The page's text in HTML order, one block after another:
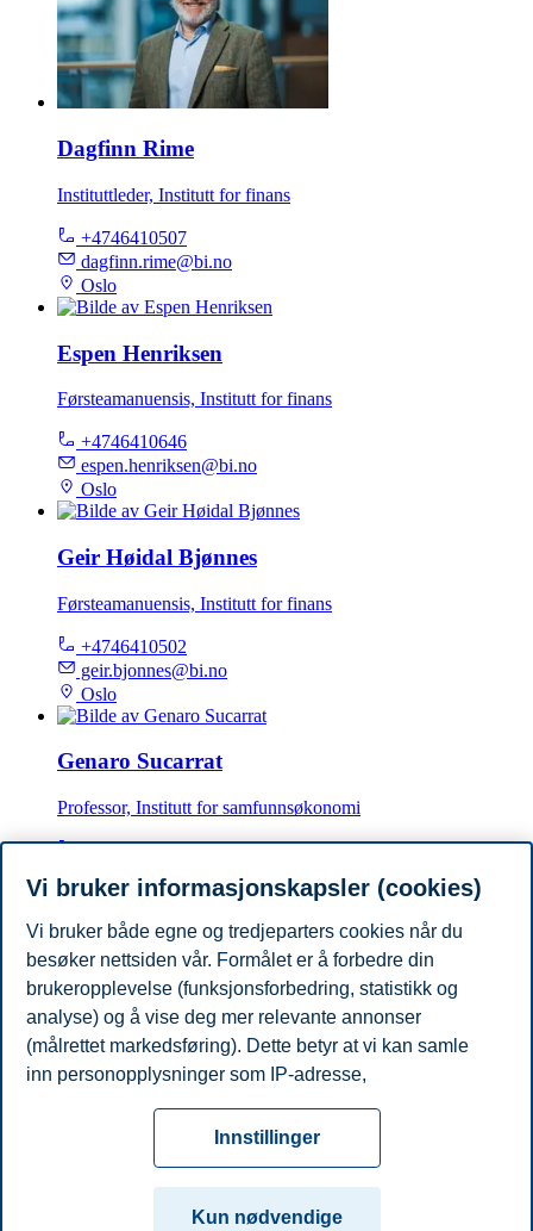
Dagfinn Rime
Instituttleder, Institutt for finans
+4746410507
dagfinn.rime@bi.no
Oslo
Espen Henriksen
Førsteamanuensis, Institutt for finans
+4746410646
espen.henriksen@bi.no
Oslo
Geir Høidal Bjønnes
Førsteamanuensis, Institutt for finans
+4746410502
geir.bjonnes@bi.no
Oslo
Genaro Sucarrat
Professor, Institutt for samfunnsøkonomi
+4746410779
genaro.sucarrat@bi.no
Oslo
Pål E. Korsvold
Professor emeritus, Institutt for finans
pal.e.korsvold@bi.no
Oslo
Tilgjengelighetserklæring
Kontakt oss
Vi bruker informasjonskapsler (cookies)
Vi bruker både egne og tredjeparters cookies når du
besøker nettsiden vår. Formålet er å forbedre din
brukeropplevelse (funksjonsforbedring, statistikk og
analyse) og å vise deg mer relevante annonser
(målrettet markedsføring). Dette betyr at vi kan samle
inn personopplysninger som IP-adresse,
cookies som er nødvendige for at nettsiden skal
fungere, kan du enten godta alle eller tilpasse ditt
samtykke ved å endre innstillinger.
Innstillinger
Kun nødvendige